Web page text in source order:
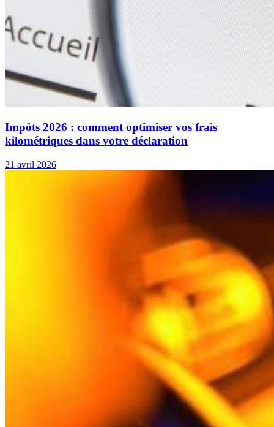
Impôts 2026 : comment optimiser vos frais
kilométriques dans votre déclaration
21 avril 2026